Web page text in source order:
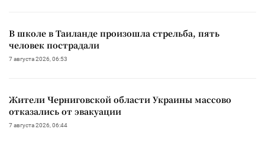
В школе в Таиланде произошла стрельба, пять
человек пострадали
7 августа 2026, 06:53
Жители Черниговской области Украины массово
отказались от эвакуации
7 августа 2026, 06:44